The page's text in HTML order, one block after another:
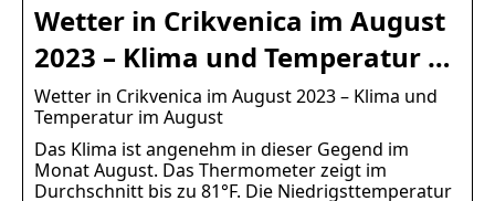
Wetter in Crikvenica im August
2023 – Klima und Temperatur …
Wetter in Crikvenica im August 2023 – Klima und
Temperatur im August
Das Klima ist angenehm in dieser Gegend im
Monat August. Das Thermometer zeigt im
Durchschnitt bis zu 81°F. Die Niedrigsttemperatur